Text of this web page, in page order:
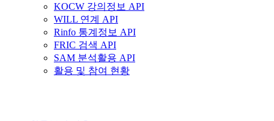
KOCW 강의정보 API
WILL 연계 API
Rinfo 통계정보 API
FRIC 검색 API
SAM 분석활용 API
활용 및 참여 현황